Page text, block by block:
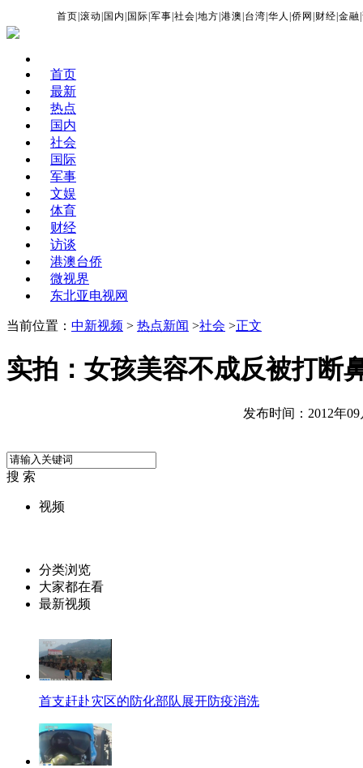
首页 |滚动 国内 国际 |军事 |社会 |地方 |港澳 台湾 |华人 |侨网 财经 |金融 |
首页
最新
热点
国内
社会
国际
军事
文娱
体育
财经
访谈
港澳台侨
微视界
东北亚电视网
当前位置： 中新视频 > 热点新闻 >社会 >正文
实拍：女孩美容不成反被打断
发布时间：2012年09
搜 索
视频
分类浏览
大家都在看
最新视频
首支赶赴灾区的防化部队展开防疫消洗